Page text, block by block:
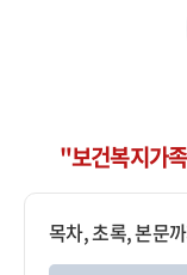
"보건복지가
목차, 초록, 본문